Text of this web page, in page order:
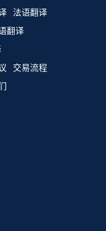
法语翻译
翻译
交易流程